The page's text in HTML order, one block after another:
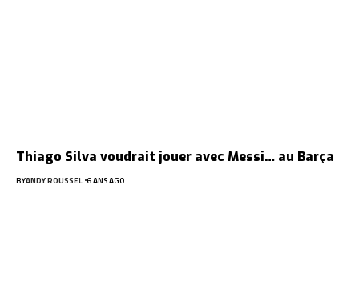
Thiago Silva voudrait jouer avec Messi… au Barça
BYANDY ROUSSEL 6 ANS AGO